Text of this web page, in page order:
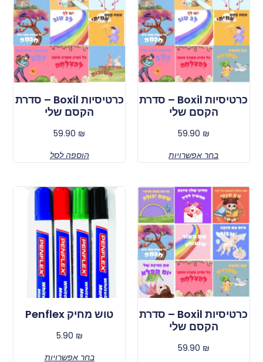
כרטיסיות Boxil – סדרת
הקסם שלי
59.90 ₪
בחר אפשרויות
כרטיסיות Boxil – סדרת
הקסם שלי
59.90 ₪
הוספה לסל
כרטיסיות Boxil – סדרת
הקסם שלי
59.90 ₪
טוש מחיק Penflex
5.90 ₪
בחר אפשרויות